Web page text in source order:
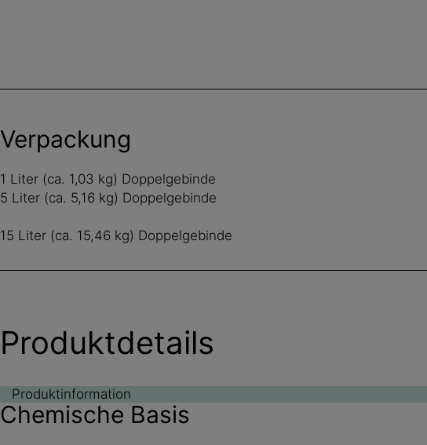
Verpackung
1 Liter (ca. 1,03 kg) Doppelgebinde
5 Liter (ca. 5,16 kg) Doppelgebinde
15 Liter (ca. 15,46 kg) Doppelgebinde
Produktdetails
Produktinformation
Chemische Basis